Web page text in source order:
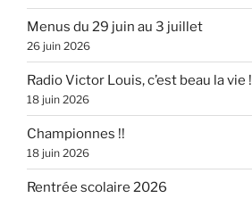
Menus du 29 juin au 3 juillet
26 juin 2026
Radio Victor Louis, c’est beau la vie !
18 juin 2026
Championnes !!
18 juin 2026
Rentrée scolaire 2026